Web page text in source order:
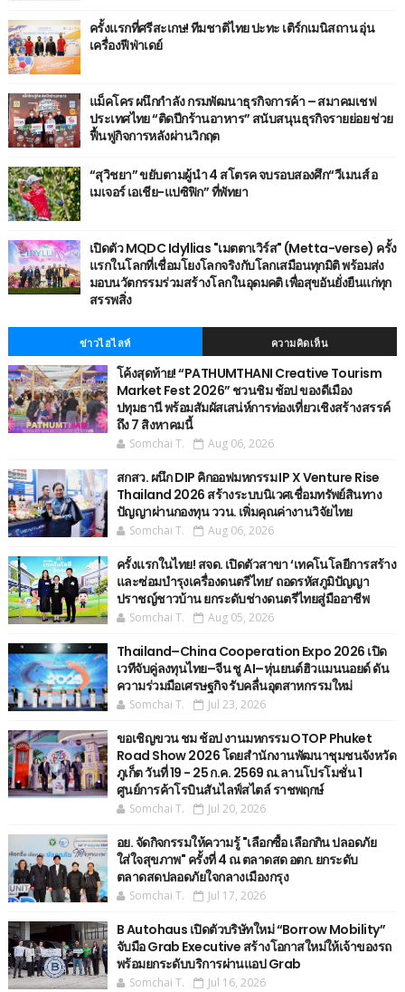
ครั้งแรกที่ศรีสะเกษ! ทีมชาติไทย ปะทะ เติร์กเมนิสถาน อุ่น
เครื่องฟีฟ่าเดย์
แม็คโคร ผนึกกำลัง กรมพัฒนาธุรกิจการค้า – สมาคมเชฟ
ประเทศไทย “ติดปีกร้านอาหาร” สนับสนุนธุรกิจรายย่อย ช่วย
ฟื้นฟูกิจการหลังผ่านวิกฤต
“สุวิชยา” ขยับตามผู้นำ 4 สโตรค จบรอบสองศึก“วีเมนส์ อ
เมเจอร์ เอเชีย-แปซิฟิก” ที่พัทยา
เปิดตัว MQDC Idyllias "เมตตาเวิร์ส" (Metta-verse) ครั้ง
แรกในโลกที่เชื่อมโยงโลกจริงกับโลกเสมือนทุกมิติ พร้อมส่ง
มอบนวัตกรรมร่วมสร้างโลกในอุดมคติ เพื่อสุขอันยั่งยืนแก่ทุก
สรรพสิ่ง
ข่าวไฮไลท์ ความคิดเห็น
โค้งสุดท้าย! “PATHUMTHANI Creative Tourism
Market Fest 2026” ชวนชิม ช้อป ของดีเมือง
ปทุมธานี พร้อมสัมผัสเสน่ห์การท่องเที่ยวเชิงสร้างสรรค์
ถึง 7 สิงหาคมนี้
Somchai T. Aug 06, 2026
สกสว. ผนึก DIP คิกออฟมหกรรม IP X Venture Rise
Thailand 2026 สร้างระบบนิเวศเชื่อมทรัพย์สินทาง
ปัญญาผ่านกองทุน ววน. เพิ่มคุณค่างานวิจัยไทย
Somchai T. Aug 06, 2026
ครั้งแรกในไทย! สจด. เปิดตัวสาขา ‘เทคโนโลยีการสร้าง
และซ่อมบำรุงเครื่องดนตรีไทย’ ​ถอดรหัสภูมิปัญญา
ปราชญ์ชาวบ้าน ยกระดับช่างดนตรีไทยสู่มืออาชีพ
Somchai T. Aug 05, 2026
Thailand–China Cooperation Expo 2026 เปิด
เวทีจับคู่ลงทุนไทย–จีน ชู AI–หุ่นยนต์ฮิวแมนนอยด์ ดัน
ความร่วมมือเศรษฐกิจ รับคลื่นอุตสาหกรรมใหม่
Somchai T. Jul 23, 2026
ขอเชิญขวน ชม ช้อป งานมหกรรม OTOP Phuket
Road Show 2026 โดยสำนักงานพัฒนาชุมชนจังหวัด
ภูเก็ต วันที่ 19 - 25 ก.ค. 2569 ณ.ลานโปรโมชั่น 1
ศูนย์การค้าโรบินสันไลฟ์สไตล์ ราชพฤกษ์
Somchai T. Jul 20, 2026
อย. จัดกิจกรรมให้ความรู้ "เลือกซื้อ เลือกกิน ปลอดภัย
ใส่ใจสุขภาพ" ครั้งที่ 4 ณ ตลาดสด อตก. ยกระดับ
ตลาดสดปลอดภัยใจกลางเมืองกรุง
Somchai T. Jul 17, 2026
B Autohaus เปิดตัวบริษัทใหม่ “Borrow Mobility”
จับมือ Grab Executive สร้างโอกาสใหม่ให้เจ้าของรถ
พร้อมยกระดับบริการผ่านแอป Grab
Somchai T. Jul 16, 2026